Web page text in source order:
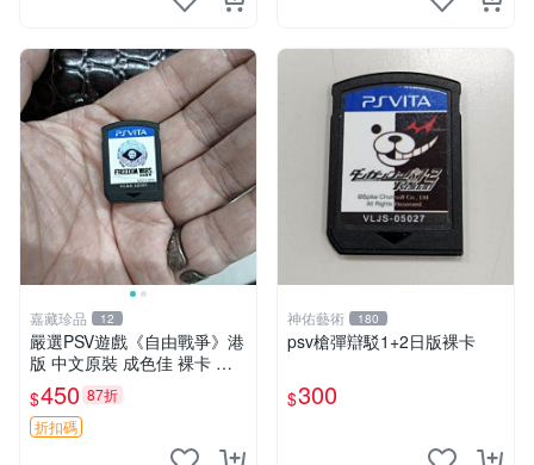
嘉藏珍品 12
嚴選PSV遊戲《自由戰爭》港
版 中文原裝 成色佳 裸卡 自
由戰爭 PSV 港版 中文
$450 87折
折扣碼
神佑藝術 180
psv槍彈辯駁1+2日版裸卡
$300